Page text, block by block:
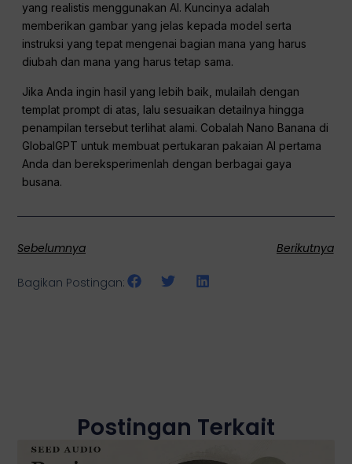
yang realistis menggunakan AI. Kuncinya adalah
memberikan gambar yang jelas kepada model serta
instruksi yang tepat mengenai bagian mana yang harus
diubah dan mana yang harus tetap sama.
Jika Anda ingin hasil yang lebih baik, mulailah dengan
templat prompt di atas, lalu sesuaikan detailnya hingga
penampilan tersebut terlihat alami. Cobalah Nano Banana di
GlobalGPT untuk membuat pertukaran pakaian AI pertama
Anda dan bereksperimenlah dengan berbagai gaya
busana.
Sebelumnya Berikutnya
Bagikan Postingan:
Postingan Terkait